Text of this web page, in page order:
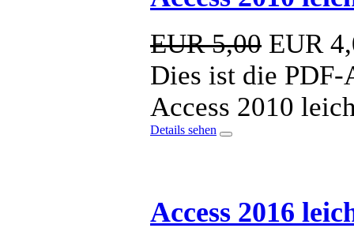
EUR 5,00 EUR
Dies ist die PDF-
Access 2010
Details sehen
Access 2016